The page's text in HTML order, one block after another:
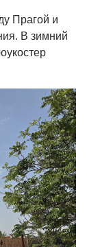
Прагой и
В зимний